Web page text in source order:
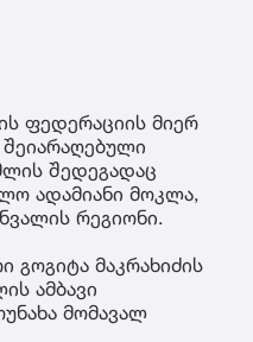
ფედერაციის მიერ
შედეგადაც
ადამიანი მოკლა,
რეგიონი.
გოგიტა მაკრახიძის
ამბავი
მომავალ